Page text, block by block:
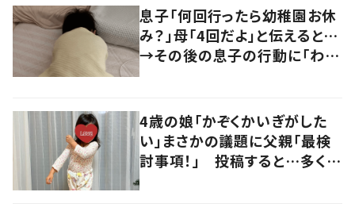
息子「何回行ったら幼稚園お休
み？」母「4回だよ」と伝えると…
→その後の息子の行動に「わか
4歳の娘「かぞくかいぎがした
い」まさかの議題に父親「最検
討事項！」 投稿すると…多くの